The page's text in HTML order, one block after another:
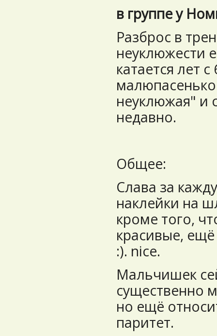
в группе у
Разброс в
неуклюжести
катается лет
неуклюжая" и
недавно.
Общее:
Слава за
наклейки на
кроме того,
красивые,
:). nice.
Мальчишек
существенно
но ещё
паритет.